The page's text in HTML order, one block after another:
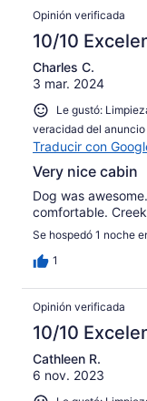
Opinión verificada
10/10
Charles C.
3 mar. 2024
Le gustó:
veracidad del anuncio
Traducir con
Very nice cabin
Dog was
comfortable.
Se hospedó 1 noche
1
Opinión verificada
10/10
Cathleen R.
6 nov. 2023